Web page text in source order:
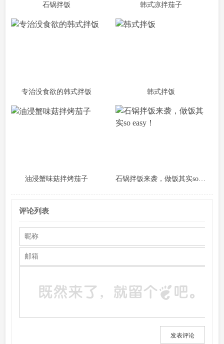
石锅拌饭 韩式凉拌茄子
专治没食欲的韩式拌饭 韩式拌饭
油浸蟹味菇拌烤茄子 石锅拌饭来袭，做饭其实so easy！
评论列表
发表评论